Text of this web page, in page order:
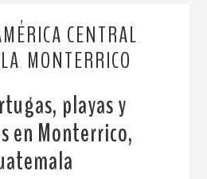
CENTRAL
MONTERRICO
playas y
en Monterrico,